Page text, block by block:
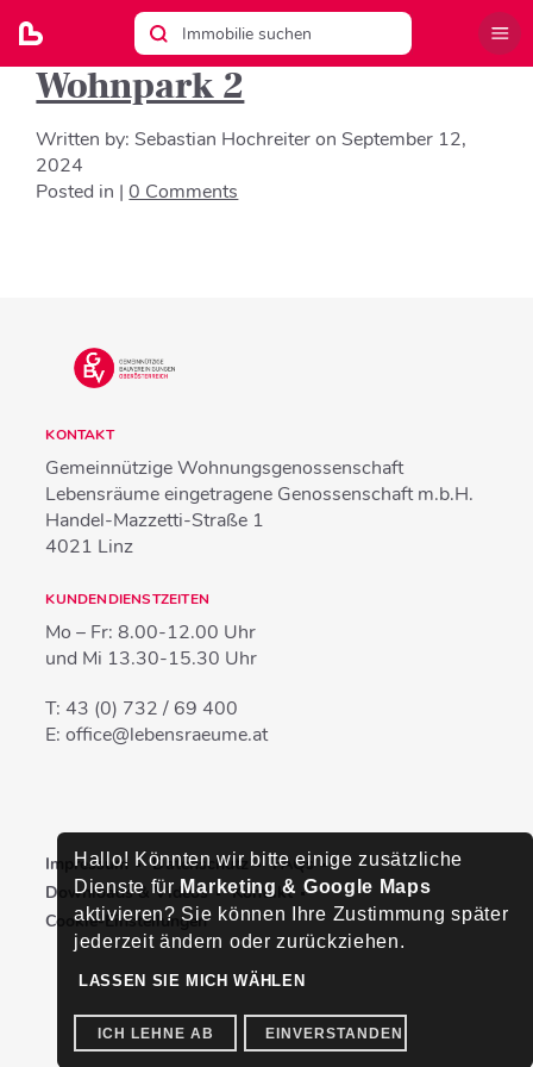
Wohnpark 2
Written by:Sebastian HochreiteronSeptember 12,
2024
Posted in |0 Comments
KONTAKT
Gemeinnützige Wohnungsgenossenschaft
Lebensräume eingetragene Genossenschaft m.b.H.
Handel-Mazzetti-Straße 1
4021 Linz
KUNDENDIENSTZEITEN
Mo – Fr: 8.00-12.00 Uhr
und Mi 13.30-15.30 Uhr
T:43 (0) 732 / 69 400
E:office@lebensraeume.at
Impressum Datenschutz
FAQs
Downloads & Videos
Kontakt
Cookie-Einstellungen
Hallo! Könnten wir bitte einige zusätzliche
Dienste für Marketing & Google Maps
aktivieren? Sie können Ihre Zustimmung später
jederzeit ändern oder zurückziehen.
LASSEN SIE MICH WÄHLEN
ICH LEHNE AB EINVERSTANDEN